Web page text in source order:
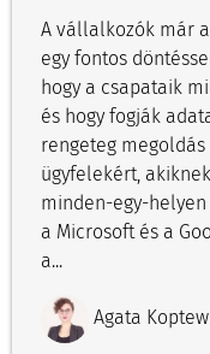
A vállalkozók már
egy fontos
hogy a csapataik
és hogy fogják
rengeteg
ügyfelekért,
minden-egy-
a Microsoft és a
a...
Agata